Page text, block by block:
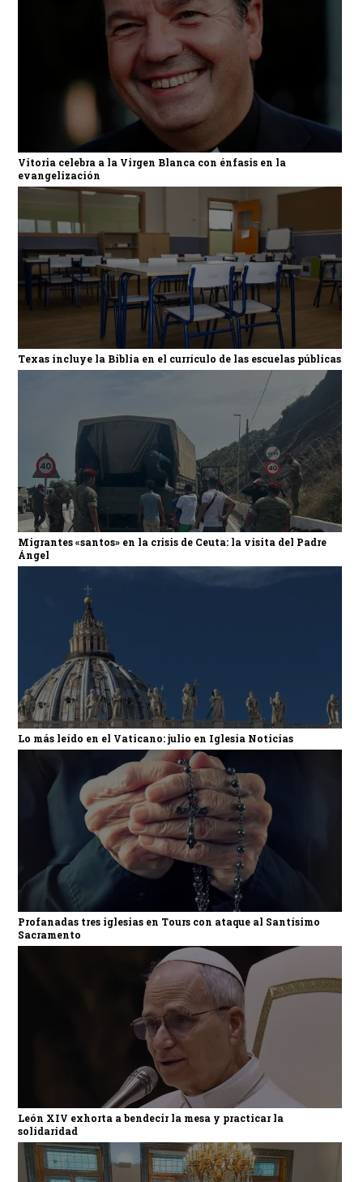
Vitoria celebra a la Virgen Blanca con énfasis en la
evangelización
Texas incluye la Biblia en el currículo de las escuelas públicas
Migrantes «santos» en la crisis de Ceuta: la visita del Padre
Ángel
Lo más leído en el Vaticano: julio en Iglesia Noticias
Profanadas tres iglesias en Tours con ataque al Santísimo
Sacramento
León XIV exhorta a bendecir la mesa y practicar la
solidaridad